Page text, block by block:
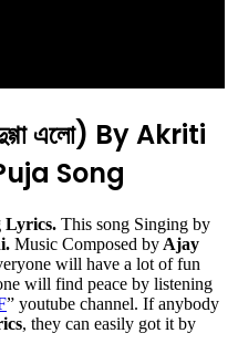
এলো) By Akriti
Song
Lyrics. This song Singing by
Music Composed by Ajay
will have a lot of fun
will find peace by listening
” youtube channel. If anybody
, they can easily got it by